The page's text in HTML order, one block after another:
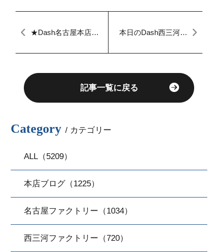
★Dash名古屋本店★
本日のDash西三河！
社ローン！】【審査
【審査通過率
100！？】【最大84
回！？】
記事一覧に戻る
Category / カテゴリー
ALL（5209）
本店ブログ（1225）
名古屋ファクトリー（1034）
西三河ファクトリー（720）